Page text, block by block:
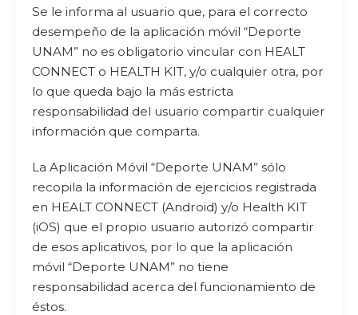
Se le informa al usuario que, para el correcto
desempeño de la aplicación móvil “Deporte
UNAM” no es obligatorio vincular con HEALT
CONNECT o HEALTH KIT, y/o cualquier otra, por
lo que queda bajo la más estricta
responsabilidad del usuario compartir cualquier
información que comparta.
La Aplicación Móvil “Deporte UNAM” sólo
recopila la información de ejercicios registrada
en HEALT CONNECT (Android) y/o Health KIT
(iOS) que el propio usuario autorizó compartir
de esos aplicativos, por lo que la aplicación
móvil “Deporte UNAM” no tiene
responsabilidad acerca del funcionamiento de
éstos.